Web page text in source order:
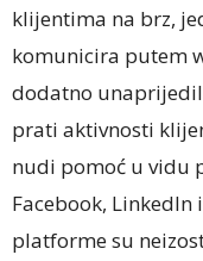
klijentima na brz,
komunicira putem
dodatno
prati aktivnosti
nudi pomoć u vidu
Facebook,
platforme su